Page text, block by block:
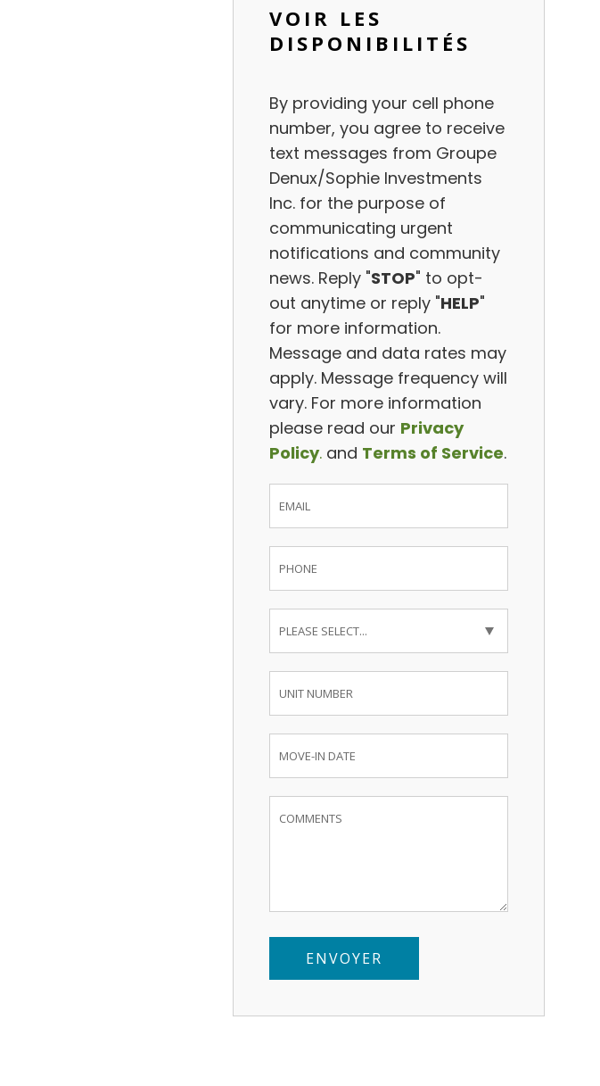
VOIR LES
DISPONIBILITÉS
Inquire
Now
By providing your cell phone
number, you agree to receive
text messages from Groupe
Denux/Sophie Investments
Inc. for the purpose of
communicating urgent
notifications and community
news. Reply "STOP" to opt-
out anytime or reply "HELP"
for more information.
Message and data rates may
apply. Message frequency will
vary. For more information
please read our Privacy
Policy. and Terms of Service.
ENVOYER